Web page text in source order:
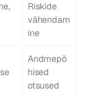
Riskide
vähendam
ine
Andmepõ
hised
otsused